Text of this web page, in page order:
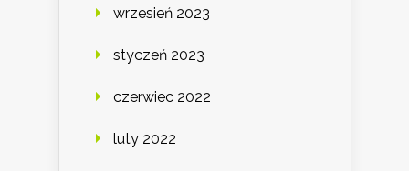
wrzesień 2023
styczeń 2023
czerwiec 2022
luty 2022